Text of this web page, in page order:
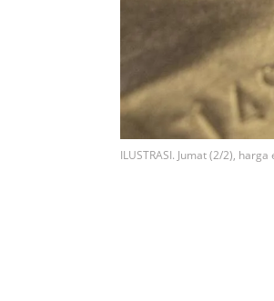
ILUSTRASI. Jumat (2/2),